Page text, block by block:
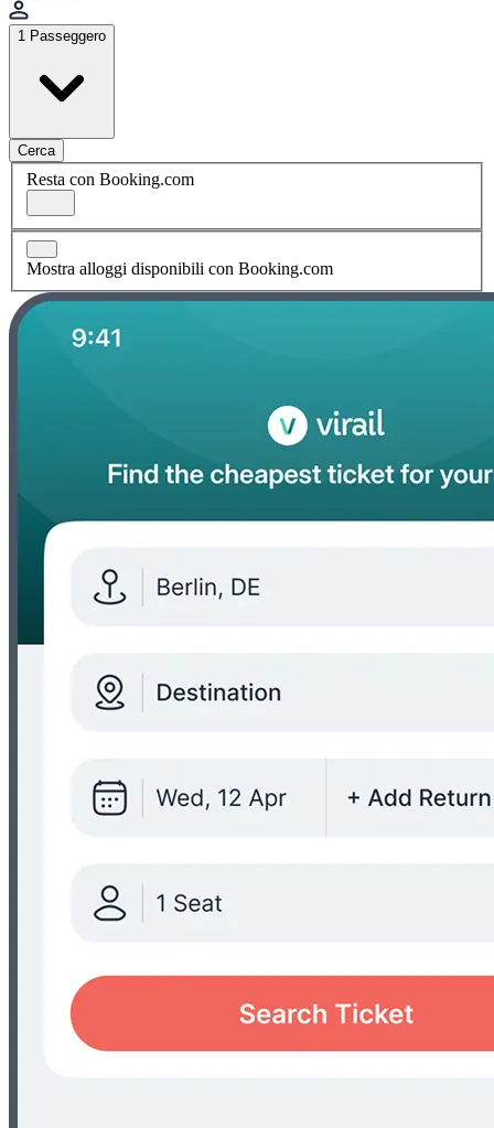
1 Passeggero
Cerca
Resta con Booking.com
Mostra alloggi disponibili con Booking.com